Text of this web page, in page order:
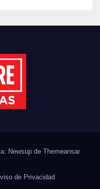
2026-
Newsup de Themeansar
de Privacidad